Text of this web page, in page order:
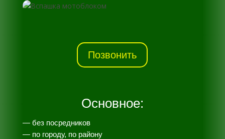
Позвонить
Основное:
— без посредников
— по городу, по району